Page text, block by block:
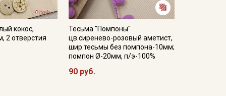
кокос,
2 отверстия
Тесьма "Помпоны"
цв.сиренево-розовый аметист,
шир.тесьмы без помпона-10мм;
помпон Ø-20мм, п/э-100%
90 руб.